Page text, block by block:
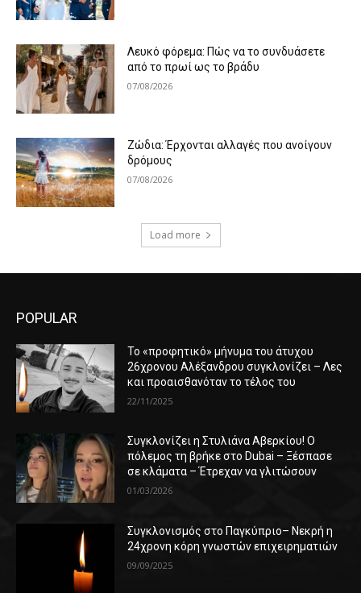
Λευκό φόρεμα: Πώς να το συνδυάσετε
από το πρωί ως το βράδυ
07/08/2026
Ζώδια: Έρχονται αλλαγές που ανοίγουν
δρόμους
07/08/2026
Load more
POPULAR
Το «προφητικό» μήνυμα του άτυχου
26χρονου Αλέξανδρου συγκλονίζει – Λες
και προαισθανόταν το τέλος του
22/11/2025
Συγκλονίζει η Στυλιάνα Αβερκίου! Ο
πόλεμος τη βρήκε στο Dubai – Ξέσπασε
σε κλάματα – Έτρεχαν να γλιτώσουν
01/03/2026
Συγκλονισμός στο Παγκύπριο– Νεκρή η
24χρονη κόρη γνωστών επιχειρηματιών
09/09/2025